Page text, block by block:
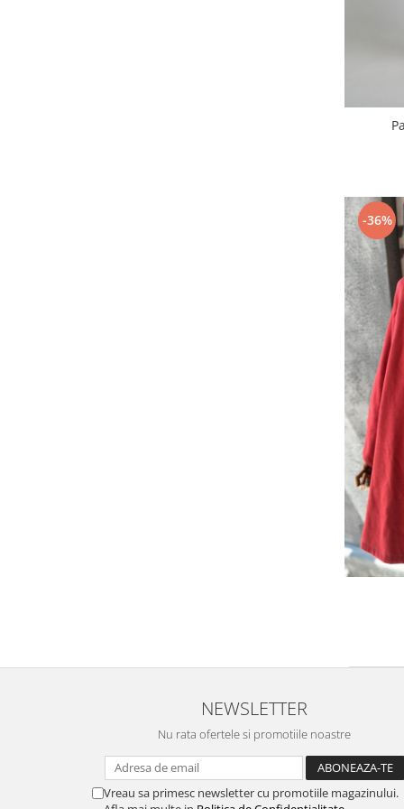
-36%
NEWSLETTER
Nu rata ofertele si promotiile noastre
Vreau sa primesc newsletter cu promotiile magazinului.